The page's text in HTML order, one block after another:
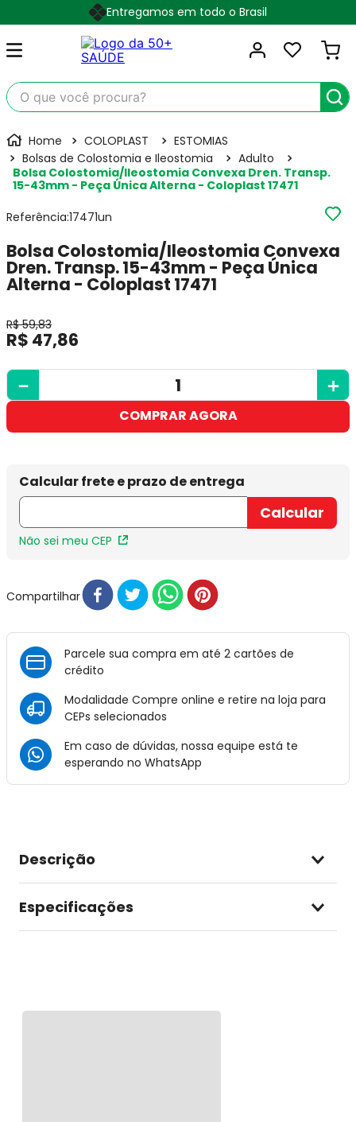
Entregamos em todo o Brasil
O que você procura?
COLOPLAST
ESTOMIAS
Bolsas de Colostomia e Ileostomia
Adulto
Bolsa Colostomia/Ileostomia Convexa Dren. Transp.
15-43mm - Peça Única Alterna - Coloplast 17471
Referência:17471un
Bolsa Colostomia/Ileostomia Convexa
Dren. Transp. 15-43mm - Peça Única
Alterna - Coloplast 17471
R$ 59,83
R$ 47,86
＋
－
COMPRAR AGORA
Não sei meu CEP
Compartilhar
Parcele sua compra em até 2 cartões de
crédito
Modalidade Compre online e retire na loja para
CEPs selecionados
Em caso de dúvidas, nossa equipe está te
esperando no WhatsApp
Descrição
Especificações